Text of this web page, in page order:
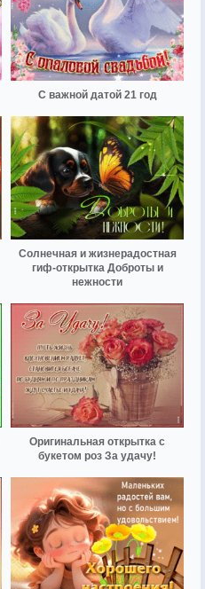
С важной датой 21 год
Солнечная и жизнерадостная
гиф-открытка Доброты и
нежности
Оригинальная открытка с
букетом роз За удачу!